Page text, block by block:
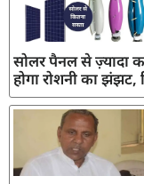
सोलर पैनल से ज़्यादा
होगा रोशनी का झंझट,